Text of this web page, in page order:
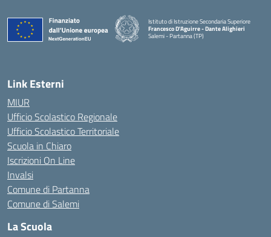
Istituto di Istruzione Secondaria Superiore
Francesco D'Aguirre - Dante Alighieri
Salemi - Partanna (TP)
Link Esterni
MIUR
Ufficio Scolastico Regionale
Ufficio Scolastico Territoriale
Scuola in Chiaro
Iscrizioni On Line
Invalsi
Comune di Partanna
Comune di Salemi
La Scuola